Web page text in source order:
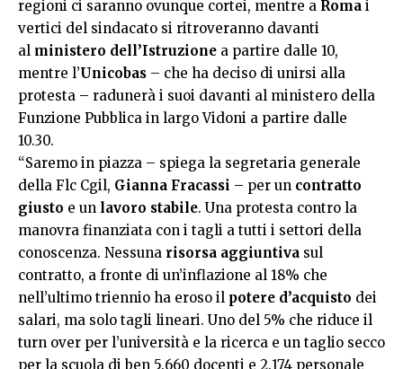
regioni ci saranno ovunque cortei, mentre a Roma i
vertici del sindacato si ritroveranno davanti
al ministero dell’Istruzione a partire dalle 10,
mentre l’Unicobas – che ha deciso di unirsi alla
protesta – radunerà i suoi davanti al ministero della
Funzione Pubblica in largo Vidoni a partire dalle
10.30.
“Saremo in piazza – spiega la segretaria generale
della Flc Cgil, Gianna Fracassi – per un contratto
giusto e un lavoro stabile. Una protesta contro la
manovra finanziata con i tagli a tutti i settori della
conoscenza. Nessuna risorsa aggiuntiva sul
contratto, a fronte di un’inflazione al 18% che
nell’ultimo triennio ha eroso il potere d’acquisto dei
salari, ma solo tagli lineari. Uno del 5% che riduce il
turn over per l’università e la ricerca e un taglio secco
per la scuola di ben 5.660 docenti e 2.174 personale